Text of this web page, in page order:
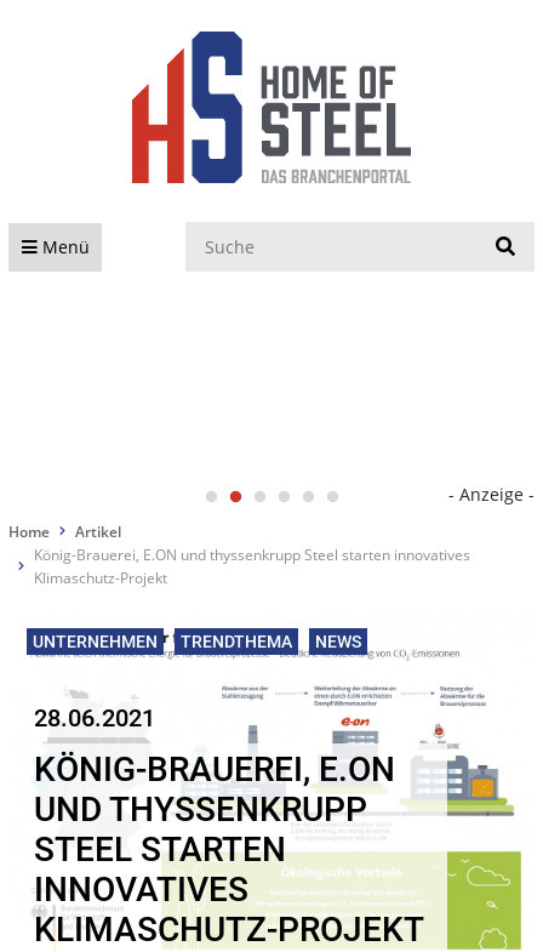
Menü
- Anzeige -
Home
Artikel
König-Brauerei, E.ON und thyssenkrupp Steel starten innovatives
Klimaschutz-Projekt
UNTERNEHMEN TRENDTHEMA NEWS
28.06.2021
KÖNIG-BRAUEREI, E.ON
UND THYSSENKRUPP
STEEL STARTEN
INNOVATIVES
KLIMASCHUTZ-PROJEKT